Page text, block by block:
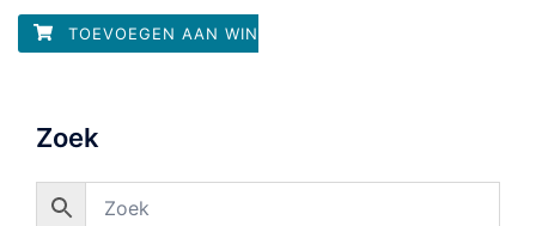
5
TOEVOEGEN AAN WINKELWAGEN
Zoek